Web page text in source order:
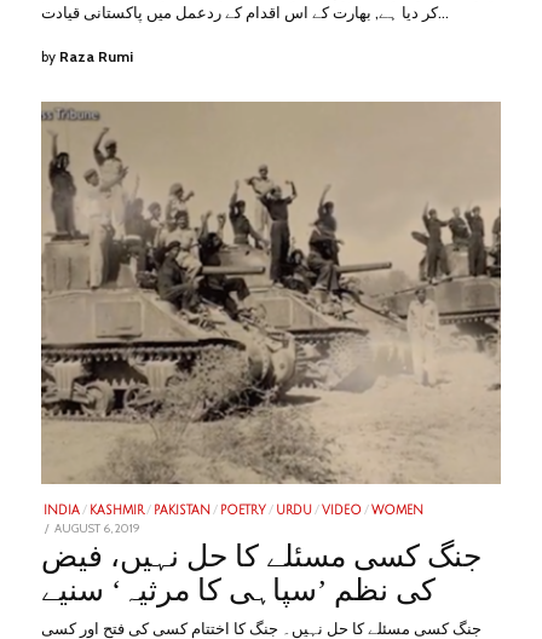
کر دیا ہے, بھارت کے اس اقدام کے ردعمل میں پاکستانی قیادت…
by Raza Rumi
INDIA / KASHMIR / PAKISTAN / POETRY / URDU / VIDEO / WOMEN
POSTED
AUGUST 6, 2019
2023
جنگ کسی مسئلے کا حل نہیں، فیض
کی نظم ’سپاہی کا مرثیہ‘ سنیے
جنگ کسی مسئلے کا حل نہیں۔ جنگ کا اختتام کسی کی فتح اور کسی